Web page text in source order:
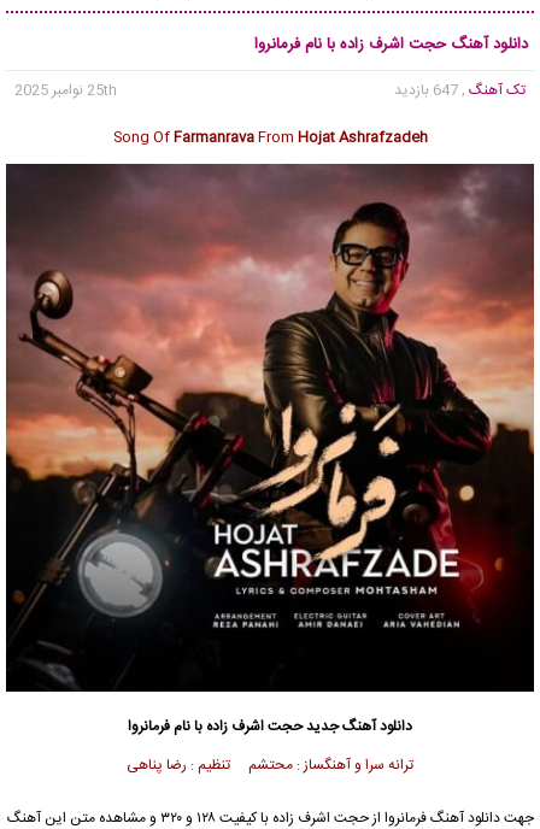
دانلود آهنگ حجت اشرف زاده با نام فرمانروا
تک آهنگ , 647 بازدید
25th نوامبر 2025
Song OfFarmanravaFrom Hojat Ashrafzadeh
دانلود آهنگجدید حجت اشرف زاده با نام فرمانروا
ترانه سرا و آهنگساز : محتشم تنظیم : رضا پناهی
جهت دانلود آهنگ فرمانروا از حجت اشرف زاده با کیفیت ۱۲۸ و ۳۲۰ و مشاهده متن این آهنگ